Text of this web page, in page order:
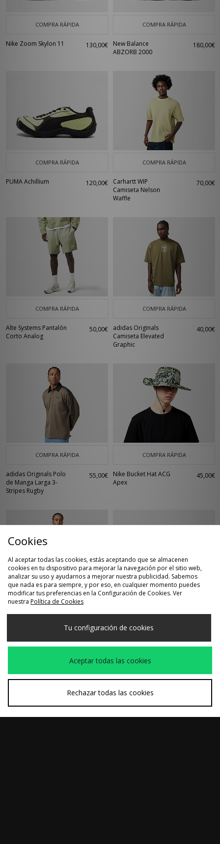
COMPRA RÁPIDA
Nike Zoom Skylon 11 130,00€
COMPRA RÁPIDA
New Balance
ABZORB 2000
180,00€
COMPRA RÁPIDA
PUMA Achillium 120,00€
COMPRA RÁPIDA
Carhartt WIP
Camiseta Nelson
Waffle
70,00€
COMPRA RÁPIDA
Alte Systems Pantalón
Corto Analog
50,00€
COMPRA RÁPIDA
adidas Originals
Camiseta Elevated
Graphic
40,00€
COMPRA RÁPIDA
adidas Originals Polo
de Manga Larga 3-
Stripes Rugby
55,00€
COMPRA RÁPIDA
Nike Bucket Hat ACG
Apex
45,00€
COMPRA RÁPIDA
Magia para mujer
Cookies
Al aceptar todas las cookies, estás aceptando que se almacenen
cookies en tu dispositivo para mejorar la navegación por el sitio web,
analizar su uso y ayudarnos a mejorar nuestra publicidad. Sabemos
que nada es para siempre, y por eso, en cualquier momento puedes
modificar tus preferencias en la Configuración de Cookies. Ver
nuestra Política de Cookies
Tu configuración de cookies
Aceptar todas las cookies
Rechazar todas las cookies